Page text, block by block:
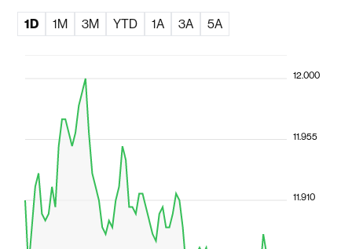
1D 1M 3M YTD 1A 3A 5A
11.910
11.955
12.000